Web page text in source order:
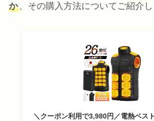
か、その購入方法についてご紹介し
＼クーポン利用で3,980円／電熱ベス